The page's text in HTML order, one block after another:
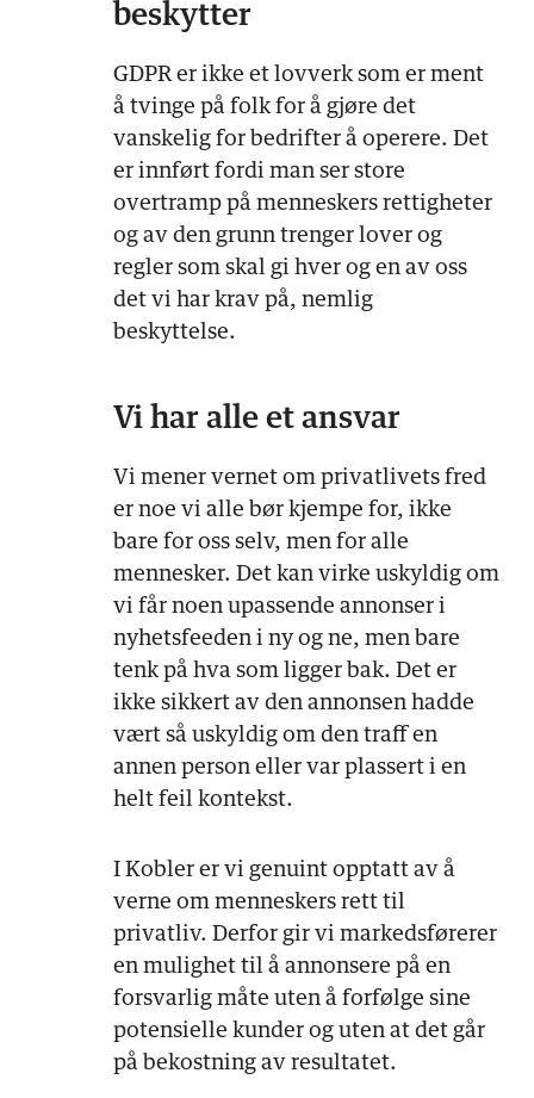
beskytter
GDPR er ikke et lovverk som er ment
å tvinge på folk for å gjøre det
vanskelig for bedrifter å operere. Det
er innført fordi man ser store
overtramp på menneskers rettigheter
og av den grunn trenger lover og
regler som skal gi hver og en av oss
det vi har krav på, nemlig
beskyttelse.
Vi har alle et ansvar
Vi mener vernet om privatlivets fred
er noe vi alle bør kjempe for, ikke
bare for oss selv, men for alle
mennesker. Det kan virke uskyldig om
vi får noen upassende annonser i
nyhetsfeeden i ny og ne, men bare
tenk på hva som ligger bak. Det er
ikke sikkert av den annonsen hadde
vært så uskyldig om den traff en
annen person eller var plassert i en
helt feil kontekst.
I Kobler er vi genuint opptatt av å
verne om menneskers rett til
privatliv. Derfor gir vi markedsførerer
en mulighet til å annonsere på en
forsvarlig måte uten å forfølge sine
potensielle kunder og uten at det går
på bekostning av resultatet.